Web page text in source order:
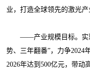
业，打造全球领先的激光
——产业规模目标。实现
势、三年翻番”，力争2024
2026年达到500亿元，带